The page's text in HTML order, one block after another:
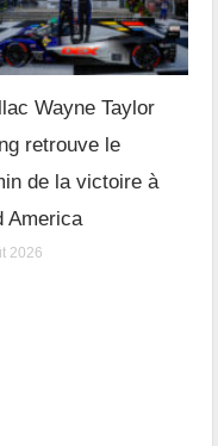
Wayne Taylor
retrouve le
de la victoire à
America
2026